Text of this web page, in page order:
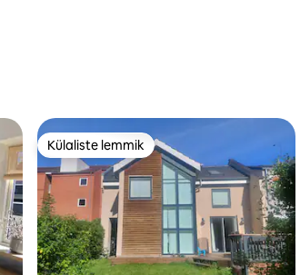
Külaliste lemmik
Külaliste lemmik